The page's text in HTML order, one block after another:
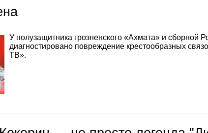
У полузащитника грозненского «Ахмата» и сборной
диагностировано повреждение крестообразных
ТВ».